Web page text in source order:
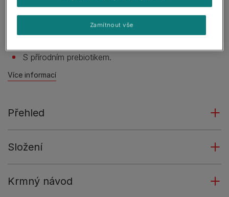
Kompletní krmivo pro dospělé kočky.
S přírodním prebiotikem.
Více informací
Přehled
Složení
Krmný návod
Zamítnout vše